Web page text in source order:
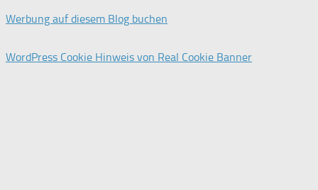
Werbung auf diesem Blog buchen
WordPress Cookie Hinweis von Real Cookie Banner